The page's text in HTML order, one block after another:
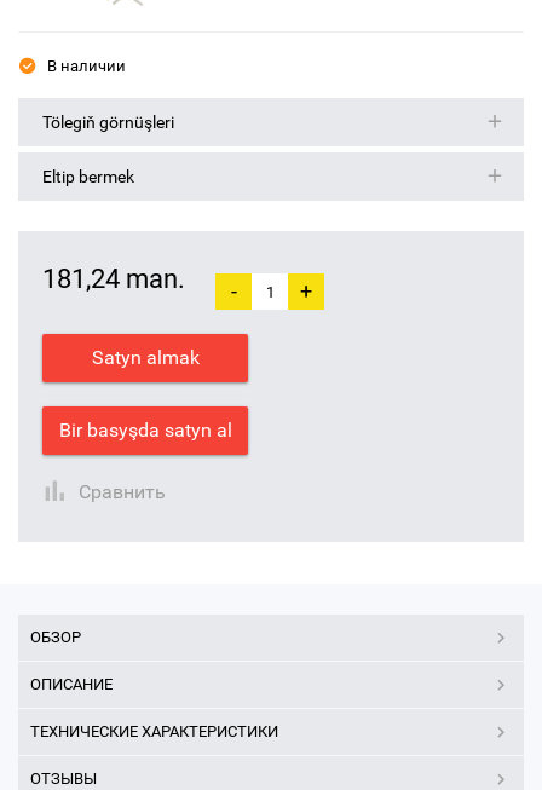
В наличии
Tölegiň görnüşleri
Eltip bermek
181,24 man. - +
Satyn almak
Bir basyşda satyn al
Сравнить
ОБЗОР
ОПИСАНИЕ
ТЕХНИЧЕСКИЕ ХАРАКТЕРИСТИКИ
ОТЗЫВЫ